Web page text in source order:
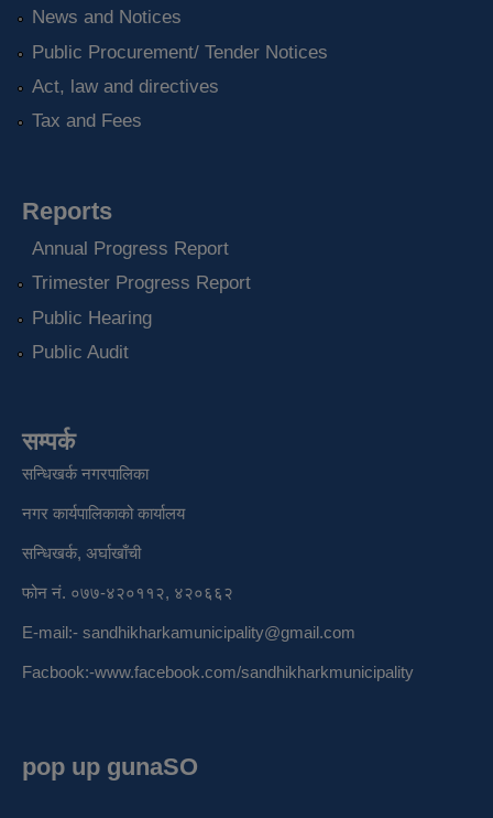
News and Notices
Public Procurement/ Tender Notices
Act, law and directives
Tax and Fees
Reports
Annual Progress Report
Trimester Progress Report
Public Hearing
Public Audit
सम्पर्क
सन्धिखर्क नगरपालिका
नगर कार्यपालिकाको कार्यालय
सन्धिखर्क, अर्घाखाँची
फोन नं. ०७७-४२०११२, ४२०६६२
E-mail:- sandhikharkamunicipality@gmail.com
Facbook:-www.facebook.com/sandhikharkmunicipality
pop up gunaSO